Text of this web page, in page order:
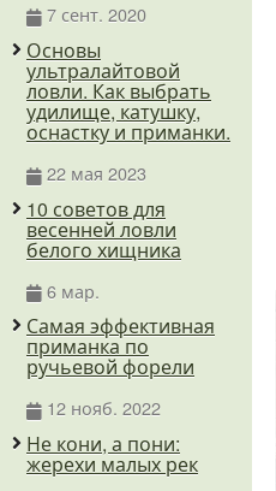
7 сент. 2020
Основы
ультралайтовой
ловли. Как выбрать
удилище, катушку,
оснастку и приманки.
22 мая 2023
10 советов для
весенней ловли
белого хищника
6 мар.
Самая эффективная
приманка по
ручьевой форели
12 нояб. 2022
Не кони, а пони:
жерехи малых рек